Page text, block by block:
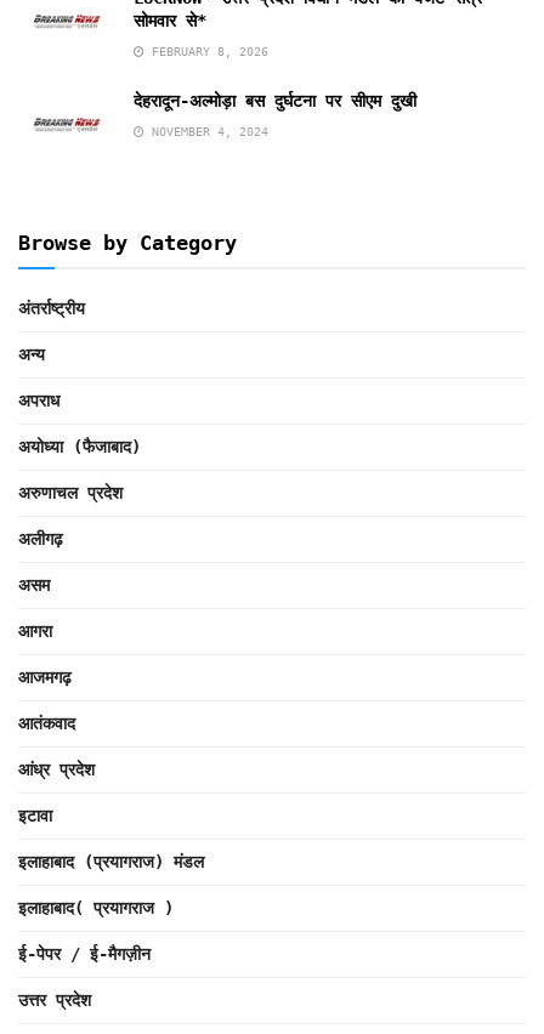
सोमवार से*
FEBRUARY 8, 2026
देहरादून-अल्मोड़ा बस दुर्घटना पर सीएम दुखी
NOVEMBER 4, 2024
Browse by Category
अंतर्राष्ट्रीय
अन्य
अपराध
अयोध्या (फैजाबाद)
अरुणाचल प्रदेश
अलीगढ़
असम
आगरा
आजमगढ़
आतंकवाद
आंध्र प्रदेश
इटावा
इलाहाबाद (प्रयागराज) मंडल
इलाहाबाद( प्रयागराज )
ई-पेपर / ई-मैगज़ीन
उत्तर प्रदेश